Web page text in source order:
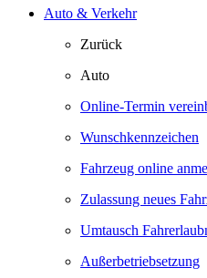
Auto & Verkehr
Zurück
Auto
Online-Termin
Wunschkennzeichen
Fahrzeug online
Zulassung neues
Umtausch
Außerbetriebsetzung